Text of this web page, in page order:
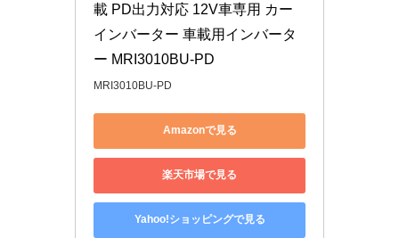
載 PD出力対応 12V車専用 カー
インバーター 車載用インバータ
ー MRI3010BU-PD
MRI3010BU-PD
Amazonで見る
楽天市場で見る
Yahoo!ショッピングで見る